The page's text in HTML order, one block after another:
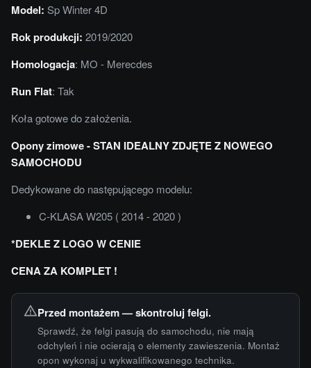
Model: Sp Winter 4D
Rok produkcji: 2019/2020
Homologacja: MO - Merecdes
Run Flat: Tak
Koła gotowe do założenia.
Opony zimowe - STAN IDEALNY ZDJĘTE Z NOWEGO
SAMOCHODU
Dedykowane do następującego modelu:
C-KLASA W205 ( 2014 - 2020 )
*DEKLE Z LOGO W CENIE
CENA ZA KOMPLET !
Przed montażem — skontroluj felgi.
Sprawdź, że felgi pasują do samochodu, nie mają
odchyleń i nie ocierają o elementy zawieszenia. Montaż
opon wykonaj u wykwalifikowanego technika.